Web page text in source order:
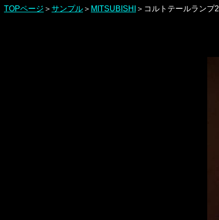
TOPページ ＞ サンプル ＞ MITSUBISHI ＞コルトテールランプ2